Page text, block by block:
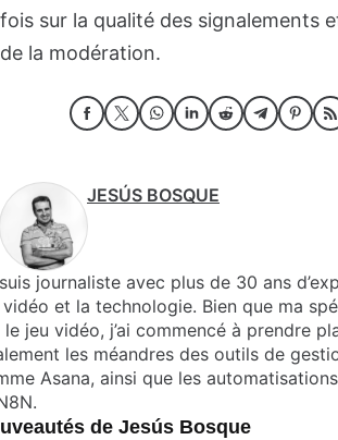
fois sur la qualité des signalements
de la modération.
JESÚS BOSQUE
journaliste avec plus de 30 ans
vidéo et la technologie. Bien que ma
le jeu vidéo, j’ai commencé à prendre
les méandres des outils de
Asana, ainsi que les
de Jesús Bosque